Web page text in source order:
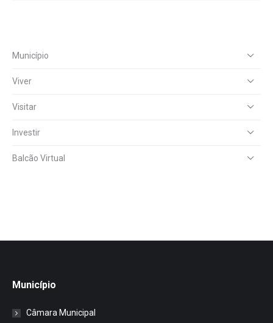
Município
Viver
Visitar
Investir
Balcão Virtual
Município
Câmara Municipal